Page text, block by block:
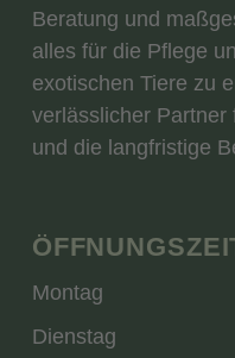
Beratung und
alles für die Pflege
exotischen Tiere zu
verlässlicher Partner
und die langfristige
Montag
Dienstag